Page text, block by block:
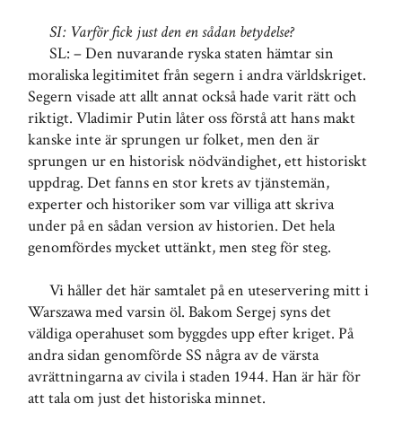
SI: Varför fick just den en sådan betydelse?
SL: – Den nuvarande ryska staten hämtar sin
moraliska legitimitet från segern i andra världskriget.
Segern visade att allt annat också hade varit rätt och
riktigt. Vladimir Putin låter oss förstå att hans makt
kanske inte är sprungen ur folket, men den är
sprungen ur en historisk nödvändighet, ett historiskt
uppdrag. Det fanns en stor krets av tjänstemän,
experter och historiker som var villiga att skriva
under på en sådan version av historien. Det hela
genomfördes mycket uttänkt, men steg för steg.
Vi håller det här samtalet på en uteservering mitt i
Warszawa med varsin öl. Bakom Sergej syns det
väldiga operahuset som byggdes upp efter kriget. På
andra sidan genomförde SS några av de värsta
avrättningarna av civila i staden 1944. Han är här för
att tala om just det historiska minnet.